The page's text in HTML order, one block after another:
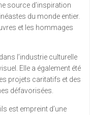
source d’inspiration
du monde entier.
et les hommages
l’industrie culturelle
Elle a également été
projets caritatifs et des
défavorisées.
est empreint d’une